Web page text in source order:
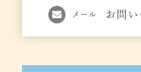
メール お問